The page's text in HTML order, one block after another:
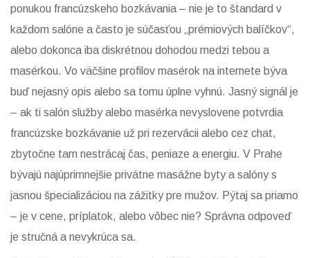
ponukou francúzskeho bozkávania – nie je to štandard v
každom salóne a často je súčasťou „prémiových balíčkov“,
alebo dokonca iba diskrétnou dohodou medzi tebou a
masérkou. Vo väčšine profilov masérok na internete býva
buď nejasný opis alebo sa tomu úplne vyhnú. Jasný signál je
– ak ti salón služby alebo masérka nevyslovene potvrdia
francúzske bozkávanie už pri rezervácii alebo cez chat,
zbytočne tam nestrácaj čas, peniaze a energiu. V Prahe
bývajú najúprimnejšie privátne masážne byty a salóny s
jasnou špecializáciou na zážitky pre mužov. Pýtaj sa priamo
– je v cene, príplatok, alebo vôbec nie? Správna odpoveď
je stručná a nevykrúca sa.